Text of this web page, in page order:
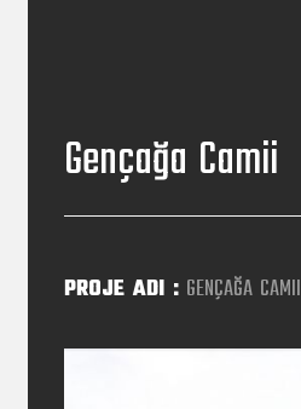
Gençağa Camii
PROJE ADI : GENÇAĞA CAMII